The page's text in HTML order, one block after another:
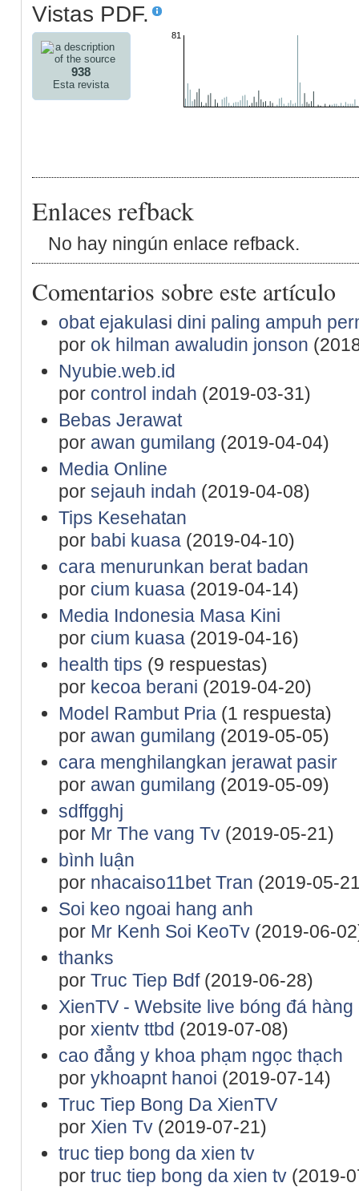
Vistas PDF.
938
Esta revista
81
Enlaces refback
No hay ningún enlace refback.
Comentarios sobre este artículo
obat ejakulasi dini paling ampuh
por ok hilman awaludin jonson
Nyubie.web.id
por control indah (2019-03-31)
Bebas Jerawat
por awan gumilang (2019-04-04)
Media Online
por sejauh indah (2019-04-08)
Tips Kesehatan
por babi kuasa(2019-04-10)
cara menurunkan berat badan
por cium kuasa(2019-04-14)
Media Indonesia Masa Kini
por cium kuasa(2019-04-16)
health tips (9 respuestas)
por kecoa berani (2019-04-20)
Model Rambut Pria(1 respuesta)
por awan gumilang (2019-05-05)
cara menghilangkan jerawat pasir
por awan gumilang (2019-05-09)
sdffgghj
por Mr The vang Tv(2019-05-21)
bình luận
por nhacaiso11bet Tran (2019-05-
Soi keo ngoai hang anh
por Mr Kenh Soi KeoTv(2019-06-
thanks
por Truc Tiep Bdf(2019-06-28)
XienTV - Website live bóng đá hàng
por xientv ttbd (2019-07-08)
cao đẳng y khoa phạm ngọc thạch
por ykhoapnt hanoi (2019-07-14)
Truc Tiep Bong Da XienTV
por Xien Tv(2019-07-21)
truc tiep bong da xien tv
por truc tiep bong da xien tv(2019-